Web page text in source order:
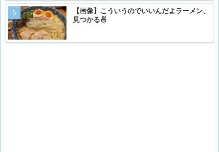
【画像】こういうのでいいんだよラーメン、
見つかる🍜